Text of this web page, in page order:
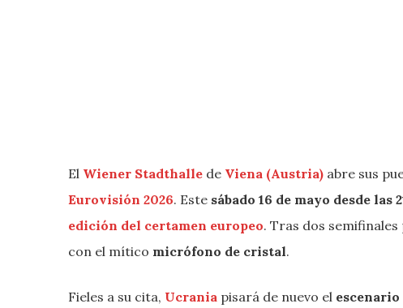
El Wiener Stadthalle de Viena (Austria) abre sus
Eurovisión 2026. Este sábado 16 de mayo desde las
edición del certamen europeo. Tras dos semifinales
con el mítico micrófono de cristal.
Fieles a su cita, Ucrania pisará de nuevo el